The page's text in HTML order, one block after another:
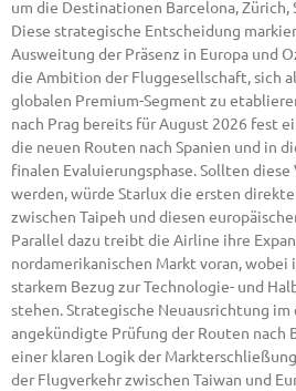
um die Destinationen Barcelona, Zürich,
Diese strategische Entscheidung
Ausweitung der Präsenz in Europa und
die Ambition der Fluggesellschaft, sich
globalen Premium-Segment zu
nach Prag bereits für August 2026 fest
die neuen Routen nach Spanien und in
finalen Evaluierungsphase. Sollten
werden, würde Starlux die ersten
zwischen Taipeh und diesen
Parallel dazu treibt die Airline ihre
nordamerikanischen Markt voran,
starkem Bezug zur Technologie- und
stehen. Strategische Neuausrichtung im
angekündigte Prüfung der Routen nach
einer klaren Logik der
der Flugverkehr zwischen Taiwan und